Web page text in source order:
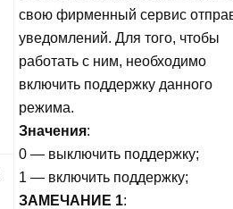
свою фирменный сервис
уведомлений. Для того, чтобы
работать с ним, необходимо
включить поддержку данного
режима.
Значения:
0 — выключить поддержку;
1 — включить поддержку;
ЗАМЕЧАНИЕ 1: